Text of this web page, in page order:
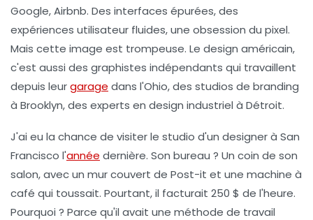
Google, Airbnb. Des interfaces épurées, des
expériences utilisateur fluides, une obsession du pixel.
Mais cette image est trompeuse. Le design américain,
c'est aussi des graphistes indépendants qui travaillent
depuis leurgarage dans l'Ohio, des studios de branding
à Brooklyn, des experts en design industriel à Détroit.
J'ai eu la chance de visiter le studio d'un designer à San
Francisco l'année dernière. Son bureau ? Un coin de son
salon, avec un mur couvert de Post-it et une machine à
café qui toussait. Pourtant, il facturait 250 $ de l'heure.
Pourquoi ? Parce qu'il avait une méthode de travail